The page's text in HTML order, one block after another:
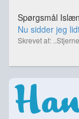
Spørgsmål
Nu sidder jeg
Skrevet af: